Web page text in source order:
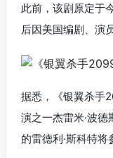
此前，该剧原定于
后因美国编剧、演
据悉，《银翼杀手
演之一杰雷米·波德
的雷德利·斯科特将